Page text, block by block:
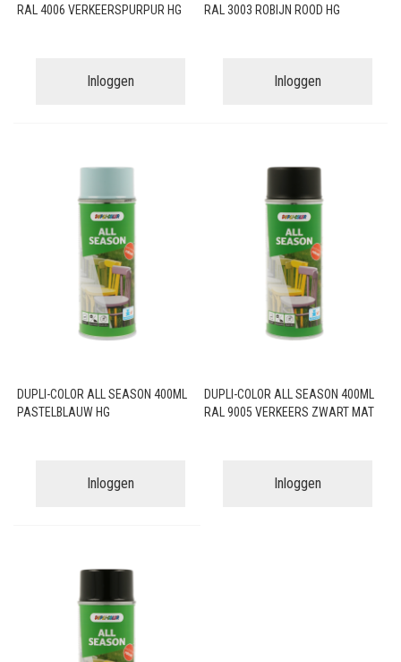
RAL 4006 VERKEERSPURPUR HG
Inloggen
RAL 3003 ROBIJN ROOD HG
Inloggen
DUPLI-COLOR ALL SEASON 400ML
PASTELBLAUW HG
Inloggen
DUPLI-COLOR ALL SEASON 400ML
RAL 9005 VERKEERS ZWART MAT
Inloggen